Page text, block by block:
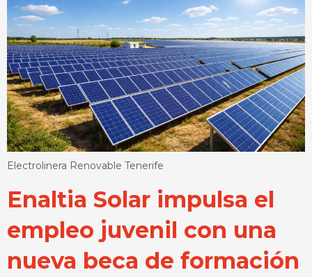
Electrolinera Renovable Tenerife
Enaltia Solar impulsa el
empleo juvenil con una
nueva beca de formación